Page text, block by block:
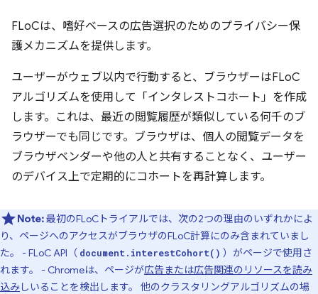
FLoCは、嗜好ベースの広告選択のためのプライバシー保
護メカニズムを提供します。
ユーザーがウェブ以内で行動すると、ブラウザーはFLoC
アルゴリズムを使用して「インタレストコホート」を作成
します。これは、最近の閲覧履歴が類似している何千のブ
ラウザーでも同じです。ブラウザは、個人の閲覧データを
ブラウザベンダーや他の人と共有することなく、ユーザー
のデバイス上で定期的にコホートを再計算します。
Note:最初のFLoCトライアルでは、次の2つの理由のいずれかによ
り、ページへのアクセスがブラウザのFLoC計算にのみ含まれていまし
た。 - FLoC API（ document.interestCohort() ）がページで使用さ
れます。 - Chromeは、ページが広告または広告関連のリソースを読み
込みしいることを検出します。 他のクラスタリングアルゴリズムの場